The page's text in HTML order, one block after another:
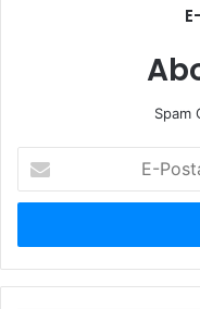
Spam
Posta
adresinizi